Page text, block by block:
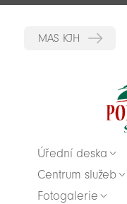
Úřední deska
Centrum služeb
Fotogalerie